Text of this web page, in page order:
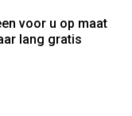
voor u op maat
lang gratis